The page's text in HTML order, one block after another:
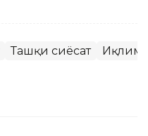
Ташқи сиёсат Иқлим